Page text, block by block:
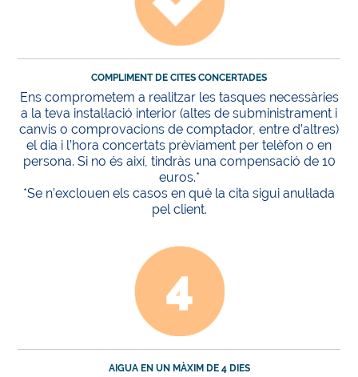
COMPLIMENT DE CITES CONCERTADES
Ens comprometem a realitzar les tasques necessàries
a la teva instal·lació interior (altes de subministrament i
canvis o comprovacions de comptador, entre d’altres)
el dia i l’hora concertats prèviament per telèfon o en
persona. Si no és així, tindràs una compensació de 10
euros.*
*Se n’exclouen els casos en què la cita sigui anul·lada
pel client.
AIGUA EN UN MÀXIM DE 4 DIES